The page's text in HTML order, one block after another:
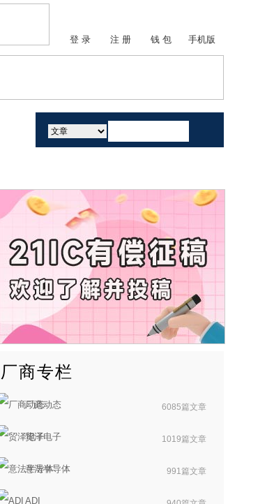
登 录 注 册 钱 包 手机版
厂商专栏
厂商动态 6085篇文章
贸泽电子 1019篇文章
意法半导体 991篇文章
ADI